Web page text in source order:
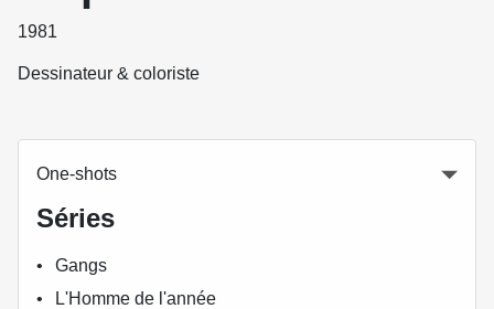
1981
Dessinateur & coloriste
One-shots
Séries
Gangs
L'Homme de l'année